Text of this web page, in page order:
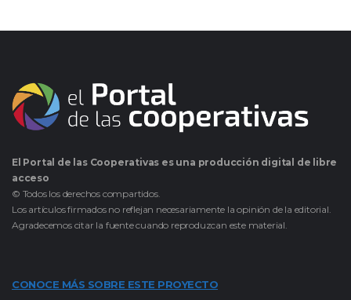
El Portal de las Cooperativas es una producción digital de libre
acceso
© Todos los derechos compartidos.
Los artículos firmados no reflejan necesariamente la opinión de la editorial.
Agradecemos citar la fuente cuando reproduzcan este material.
CONOCE MÁS SOBRE ESTE PROYECTO